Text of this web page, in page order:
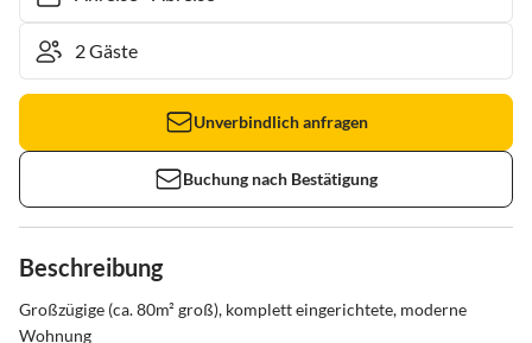
Unverbindlich anfragen
Buchung nach Bestätigung
Beschreibung
Großzügige (ca. 80m² groß), komplett eingerichtete, moderne
Wohnung